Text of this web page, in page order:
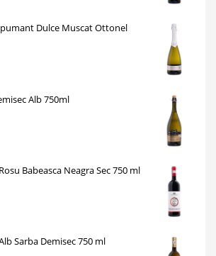
Dulce Muscat Ottonel
Alb 750ml
Babeasca Neagra Sec 750 ml
Sarba Demisec 750 ml